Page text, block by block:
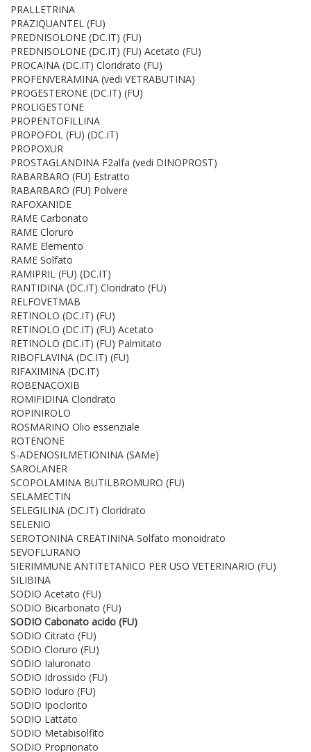
PRALLETRINA
PRAZIQUANTEL (FU)
PREDNISOLONE (DC.IT) (FU)
PREDNISOLONE (DC.IT) (FU) Acetato (FU)
PROCAINA (DC.IT) Cloridrato (FU)
PROFENVERAMINA (vedi VETRABUTINA)
PROGESTERONE (DC.IT) (FU)
PROLIGESTONE
PROPENTOFILLINA
PROPOFOL (FU) (DC.IT)
PROPOXUR
PROSTAGLANDINA F2alfa (vedi DINOPROST)
RABARBARO (FU) Estratto
RABARBARO (FU) Polvere
RAFOXANIDE
RAME Carbonato
RAME Cloruro
RAME Elemento
RAME Solfato
RAMIPRIL (FU) (DC.IT)
RANTIDINA (DC.IT) Cloridrato (FU)
RELFOVETMAB
RETINOLO (DC.IT) (FU)
RETINOLO (DC.IT) (FU) Acetato
RETINOLO (DC.IT) (FU) Palmitato
RIBOFLAVINA (DC.IT) (FU)
RIFAXIMINA (DC.IT)
ROBENACOXIB
ROMIFIDINA Cloridrato
ROPINIROLO
ROSMARINO Olio essenziale
ROTENONE
S-ADENOSILMETIONINA (SAMe)
SAROLANER
SCOPOLAMINA BUTILBROMURO (FU)
SELAMECTIN
SELEGILINA (DC.IT) Cloridrato
SELENIO
SEROTONINA CREATININA Solfato monoidrato
SEVOFLURANO
SIERIMMUNE ANTITETANICO PER USO VETERINARIO (FU)
SILIBINA
SODIO Acetato (FU)
SODIO Bicarbonato (FU)
SODIO Cabonato acido (FU)
SODIO Citrato (FU)
SODIO Cloruro (FU)
SODIO Ialuronato
SODIO Idrossido (FU)
SODIO Ioduro (FU)
SODIO Ipoclorito
SODIO Lattato
SODIO Metabisolfito
SODIO Proprionato